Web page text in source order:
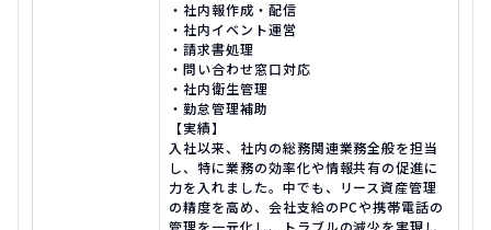
・社内報作成・配信
・社内イベント運営
・請求書処理
・問い合わせ窓口対応
・社内衛生管理
・勤怠管理補助
【実績】
入社以来、社内の総務関連業務全般を担当
し、特に業務の効率化や情報共有の促進に
力を入れました。中でも、リース資産管理
の精度を高め、会社支給のPCや携帯電話の